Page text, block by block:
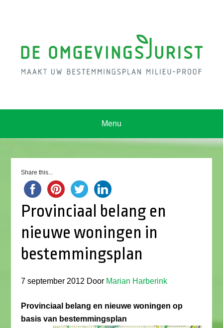
Menu
Share this...
Provinciaal belang en
nieuwe woningen in
bestemmingsplan
7 september 2012 Door Marian Harberink
Provinciaal belang en nieuwe woningen op
basis van bestemmingsplan